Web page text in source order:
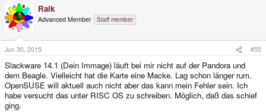
Raik
Advanced Member Staff member
Jun 30, 2015 #55
Slackware 14.1 (Dein Immage) läuft bei mir nicht auf der Pandora und
dem Beagle. Vielleicht hat die Karte eine Macke. Lag schon länger rum.
OpenSUSE will aktuell auch nicht aber das kann mein Fehler sein. Ich
habe versucht das unter RISC OS zu schreiben. Möglich, daß das schief
ging.